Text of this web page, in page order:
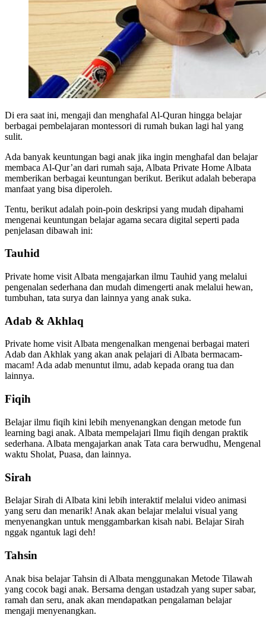
Di era saat ini, mengaji dan menghafal Al-Quran hingga belajar
berbagai pembelajaran montessori di rumah bukan lagi hal yang
sulit.
Ada banyak keuntungan bagi anak jika ingin menghafal dan belajar
membaca Al-Qur’an dari rumah saja, Albata Private Home Albata
memberikan berbagai keuntungan berikut. Berikut adalah beberapa
manfaat yang bisa diperoleh.
Tentu, berikut adalah poin-poin deskripsi yang mudah dipahami
mengenai keuntungan belajar agama secara digital seperti pada
penjelasan dibawah ini:
Tauhid
Private home visit Albata mengajarkan ilmu Tauhid yang melalui
pengenalan sederhana dan mudah dimengerti anak melalui hewan,
tumbuhan, tata surya dan lainnya yang anak suka.
Adab & Akhlaq
Private home visit Albata mengenalkan mengenai berbagai materi
Adab dan Akhlak yang akan anak pelajari di Albata bermacam-
macam! Ada adab menuntut ilmu, adab kepada orang tua dan
lainnya.
Fiqih
Belajar ilmu fiqih kini lebih menyenangkan dengan metode fun
learning bagi anak. Albata mempelajari Ilmu fiqih dengan praktik
sederhana. Albata mengajarkan anak Tata cara berwudhu, Mengenal
waktu Sholat, Puasa, dan lainnya.
Sirah
Belajar Sirah di Albata kini lebih interaktif melalui video animasi
yang seru dan menarik! Anak akan belajar melalui visual yang
menyenangkan untuk menggambarkan kisah nabi. Belajar Sirah
nggak ngantuk lagi deh!
Tahsin
Anak bisa belajar Tahsin di Albata menggunakan Metode Tilawah
yang cocok bagi anak. Bersama dengan ustadzah yang super sabar,
ramah dan seru, anak akan mendapatkan pengalaman belajar
mengaji menyenangkan.